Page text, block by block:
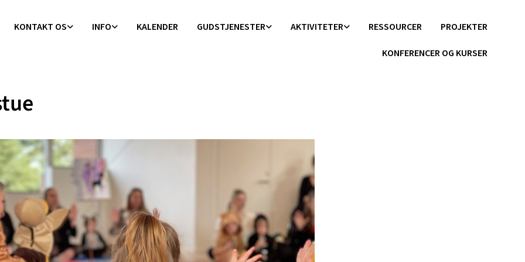
KONTAKT OS INFO KALENDER GUDSTJENESTER AKTIVITETER RESSOURCER PROJEKTER
KONFERENCER OG KURSER